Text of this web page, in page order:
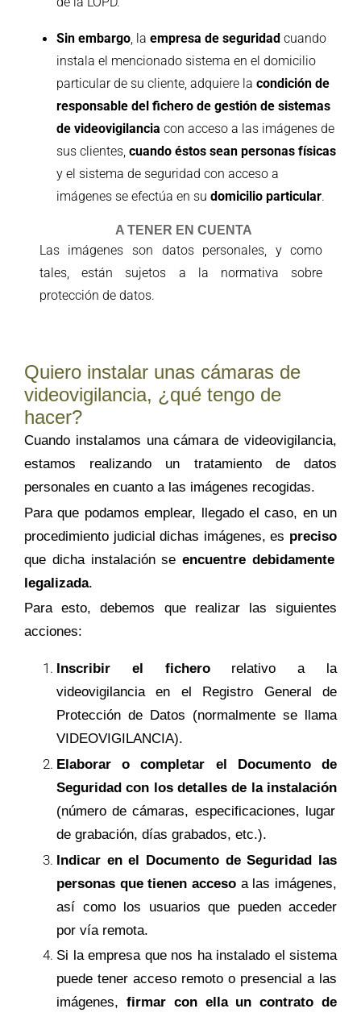
Sin embargo, la empresa de seguridad cuando
instala el mencionado sistema en el domicilio
particular de su cliente, adquiere la condición de
responsable del fichero de gestión de sistemas
de videovigilancia con acceso a las imágenes de
sus clientes, cuando éstos sean personas físicas
y el sistema de seguridad con acceso a
imágenes se efectúa en su domicilio particular.
A TENER EN CUENTA
Las imágenes son datos personales, y como
tales, están sujetos a la normativa sobre
protección de datos.
Quiero instalar unas cámaras de
videovigilancia, ¿qué tengo de
hacer?
Cuando instalamos una cámara de videovigilancia,
estamos realizando un tratamiento de datos
personales en cuanto a las imágenes recogidas.
Para que podamos emplear, llegado el caso, en un
procedimiento judicial dichas imágenes, es preciso
que dicha instalación seencuentre debidamente
legalizada.
Para esto, debemos que realizar las siguientes
acciones:
Inscribir el ficherorelativo a la
videovigilancia en el Registro General de
Protección de Datos (normalmente se llama
VIDEOVIGILANCIA).
Elaborar o completar el Documento de
Seguridad con los detalles de la instalación
(número de cámaras, especificaciones, lugar
de grabación, días grabados, etc.).
Indicar en el Documento de Seguridad las
personas que tienen acceso a las imágenes,
así como los usuarios que pueden acceder
por vía remota.
Si la empresa que nos ha instalado el sistema
puede tener acceso remoto o presencial a las
imágenes, firmar con ella un contrato de